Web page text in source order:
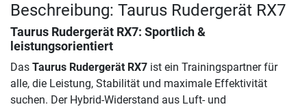
Beschreibung: Taurus Rudergerät RX7
Taurus Rudergerät RX7: Sportlich &
leistungsorientiert
Das Taurus Rudergerät RX7 ist ein Trainingspartner für
alle, die Leistung, Stabilität und maximale Effektivität
suchen. Der Hybrid-Widerstand aus Luft- und